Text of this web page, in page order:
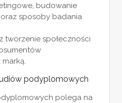
budowanie
sposoby badania
tworzenie społeczności
podyplomowych
polega na